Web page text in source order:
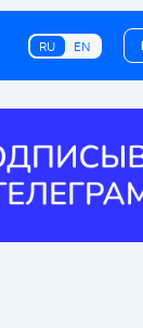
RU EN